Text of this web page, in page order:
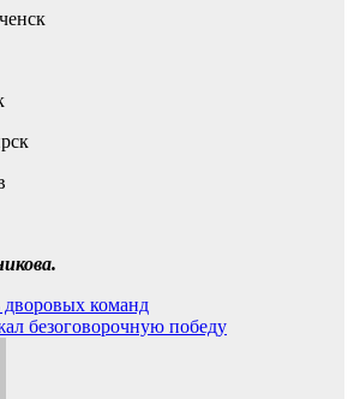
дворовых команд
безоговорочную победу